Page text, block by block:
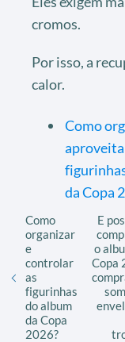
cromos.
Por isso, a
calor.
Como
da Copa
Como
organizar
e
controlar
as
figurinhas
do album
da Copa
2026?
E
o
Copa